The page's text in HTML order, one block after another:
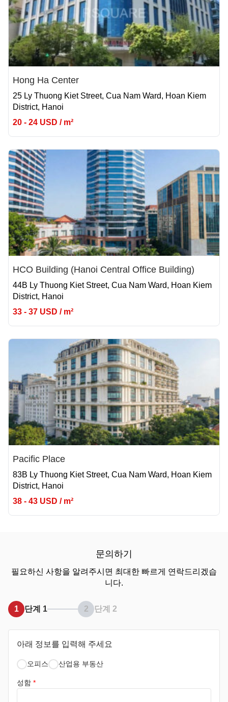
Hong Ha Center
25 Ly Thuong Kiet Street, Cua Nam Ward, Hoan Kiem
District, Hanoi
20 - 24 USD / m²
HCO Building (Hanoi Central Office Building)
44B Ly Thuong Kiet Street, Cua Nam Ward, Hoan Kiem
District, Hanoi
33 - 37 USD / m²
Pacific Place
83B Ly Thuong Kiet Street, Cua Nam Ward, Hoan Kiem
District, Hanoi
38 - 43 USD / m²
문의하기
필요하신 사항을 알려주시면 최대한 빠르게 연락드리겠습
니다.
1 단계 1 2 단계 2
아래 정보를 입력해 주세요
오피스 산업용 부동산
성함 *